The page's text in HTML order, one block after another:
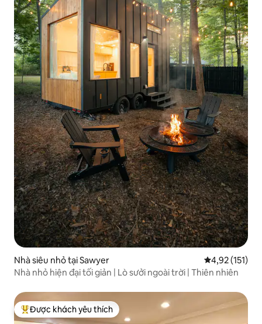
Nhà siêu nhỏ tại Sawyer Xếp hạng
4,92 (151)
Nhà nhỏ hiện đại tối giản | Lò sưởi ngoài trời | Thiên nhiên
Được khách yêu thích nhất
Được khách yêu thích